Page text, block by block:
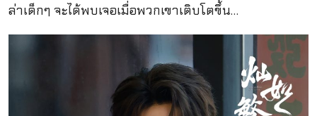
ล่าเด็กๆ จะได้พบเจอเมื่อพวกเขาเติบโตขึ้น…